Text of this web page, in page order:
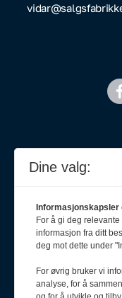
Meld deg
Dine valg:
For å gi deg
informasjon fra ditt
deg mot dette under
For øvrig bruker vi
analyse, for å